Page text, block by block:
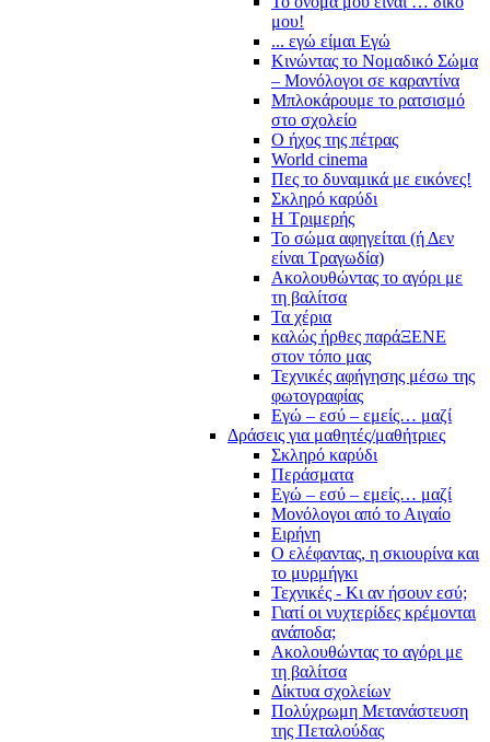
μου!
... εγώ είμαι Εγώ
Κινώντας το Νομαδικό Σώμα
– Μονόλογοι σε καραντίνα
Μπλοκάρουμε το ρατσισμό
στο σχολείο
Ο ήχος της πέτρας
World cinema
Πες το δυναμικά με εικόνες!
Σκληρό καρύδι
Η Τριμερής
Το σώμα αφηγείται (ή Δεν
είναι Τραγωδία)
Ακολουθώντας το αγόρι με
τη βαλίτσα
Τα χέρια
καλώς ήρθες παράΞΕΝΕ
στον τόπο μας
Τεχνικές αφήγησης μέσω της
φωτογραφίας
Εγώ – εσύ – εμείς… μαζί
Δράσεις για μαθητές/μαθήτριες
Σκληρό καρύδι
Περάσματα
Εγώ – εσύ – εμείς… μαζί
Μονόλογοι από το Αιγαίο
Ειρήνη
Ο ελέφαντας, η σκιουρίνα και
το μυρμήγκι
Τεχνικές - Κι αν ήσουν εσύ;
Γιατί οι νυχτερίδες κρέμονται
ανάποδα;
Ακολουθώντας το αγόρι με
τη βαλίτσα
Δίκτυα σχολείων
Πολύχρωμη Μετανάστευση
της Πεταλούδας